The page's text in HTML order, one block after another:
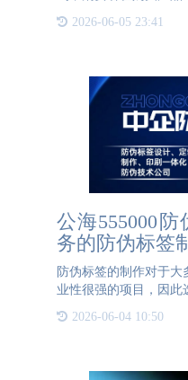
态，实时关注产品流向
2026-06-05 23:41
公海555000
务的防伪标签
防伪标签的制作对于
业性很强的项目，因此
的防伪标签制作厂家。
2026-06-04 10:50